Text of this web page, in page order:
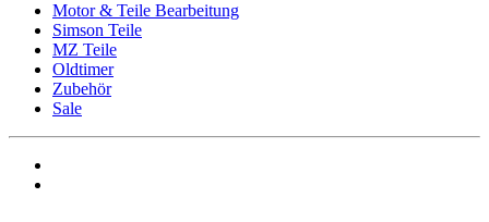
Motor & Teile Bearbeitung
Simson Teile
MZ Teile
Oldtimer
Zubehör
Sale